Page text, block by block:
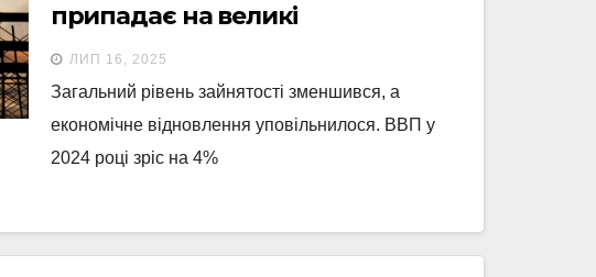
припадає на великі
підприємства — дослідження
ЛИП 16, 2025
Загальний рівень зайнятості зменшився, а
економічне відновлення уповільнилося. ВВП у
2024 році зріс на 4%